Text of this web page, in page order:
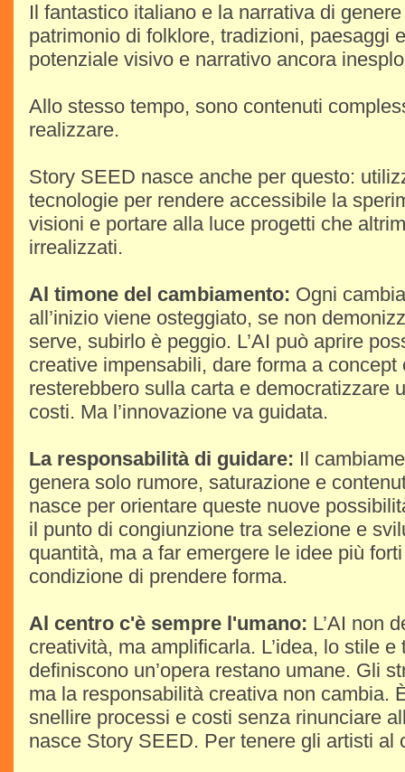
Il fantastico italiano e la narrativa di
patrimonio di folklore, tradizioni, paesaggi
potenziale visivo e narrativo ancora
Allo stesso tempo, sono contenuti
realizzare.
Story SEED nasce anche per questo:
tecnologie per rendere accessibile la
visioni e portare alla luce progetti che
irrealizzati.
Al timone del cambiamento: Ogni
all’inizio viene osteggiato, se non
serve, subirlo è peggio. L’AI può aprire
creative impensabili, dare forma a concept
resterebbero sulla carta e democratizzare
costi. Ma l’innovazione va guidata.
La responsabilità di guidare: Il
genera solo rumore, saturazione e
nasce per orientare queste nuove
il punto di congiunzione tra selezione e
quantità, ma a far emergere le idee più
condizione di prendere forma.
Al centro c'è sempre l'umano: L’AI non
creatività, ma amplificarla. L’idea, lo stile
definiscono un’opera restano umane. Gli
ma la responsabilità creativa non cambia.
snellire processi e costi senza rinunciare
nasce Story SEED. Per tenere gli artisti al